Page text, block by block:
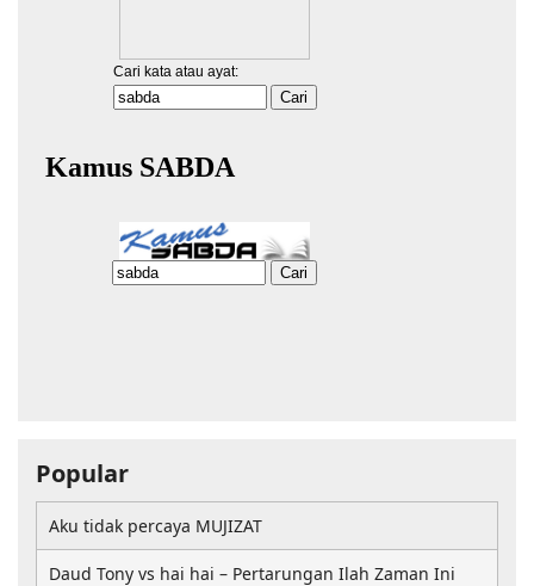
Popular
Aku tidak percaya MUJIZAT
Daud Tony vs hai hai – Pertarungan Ilah Zaman Ini